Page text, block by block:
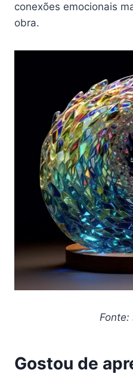
conexões emocionais
obra.
Fonte:
Gostou de